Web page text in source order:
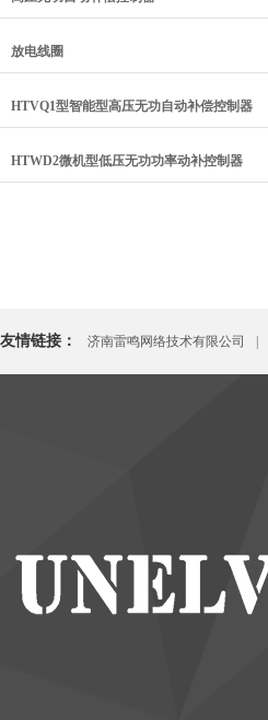
放电线圈
HTVQ1型智能型高压无功自动补偿控制器
HTWD2微机型低压无功功率动补控制器
友情链接： 济南雷鸣网络技术有限公司